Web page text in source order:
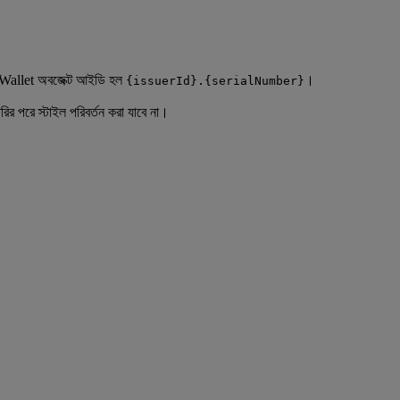
Wallet অবজেক্ট আইডি হল {issuerId}.{serialNumber} ।
পরে স্টাইল পরিবর্তন করা যাবে না।